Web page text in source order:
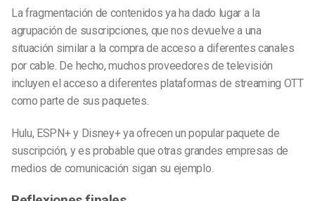
La fragmentación de contenidos ya ha dado lugar a la
agrupación de suscripciones, que nos devuelve a una
situación similar a la compra de acceso a diferentes canales
por cable. De hecho, muchos proveedores de televisión
incluyen el acceso a diferentes plataformas de streaming OTT
como parte de sus paquetes.
Hulu, ESPN+ y Disney+ ya ofrecen un popular paquete de
suscripción, y es probable que otras grandes empresas de
medios de comunicación sigan su ejemplo.